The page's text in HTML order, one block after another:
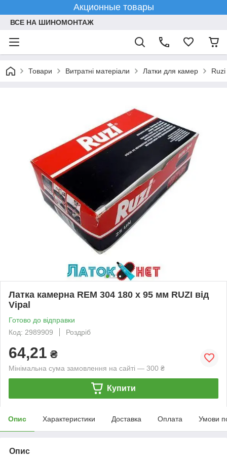
Акционные товары
ВСЕ НА ШИНОМОНТАЖ
Товари Витратні матеріали Латки для камер
Латка камерна REM 304 180 х 95 мм RUZI від
Vipal
Готово до відправки
Код: 2989909
Роздріб
64,21 ₴
Мінімальна сума замовлення на сайті — 300 ₴
Купити
Опис Характеристики Доставка Оплата Умови
Опис